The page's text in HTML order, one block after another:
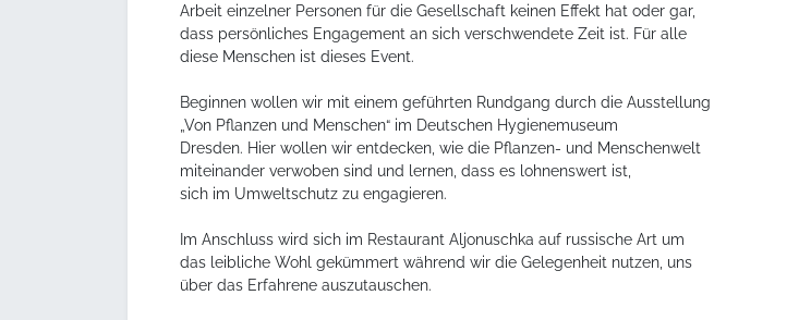
Arbeit einzelner Personen für die Gesellschaft keinen Effekt hat oder gar,
dass persönliches Engagement an sich verschwendete Zeit ist. Für alle
diese Menschen ist dieses Event.
Beginnen wollen wir mit einem geführten Rundgang durch die Ausstellung
„Von Pflanzen und Menschen“ im Deutschen Hygienemuseum
Dresden. Hier wollen wir entdecken, wie die Pflanzen- und Menschenwelt
miteinander verwoben sind und lernen, dass es lohnenswert ist,
sich im Umweltschutz zu engagieren.
Im Anschluss wird sich im Restaurant Aljonuschka auf russische Art um
das leibliche Wohl gekümmert während wir die Gelegenheit nutzen, uns
über das Erfahrene auszutauschen.